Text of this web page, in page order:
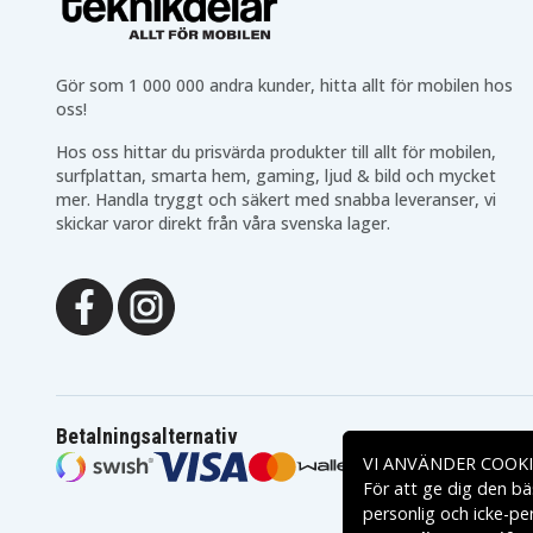
Lenovo IdeaPad S410p
Lenovo Z40
Lenovo Z41
Lenovo ThinkPad T440P
Lenovo ThinkPad T540P
Lenovo IdeaPad Z410
Lenovo IdeaPad S410
Lenovo IdeaPad S400U
Lenovo ThinkPad E450
Lenovo IdeaPad Z710
Lenovo ThinkPad E470
Gör som 1 000 000 andra kunder, hitta allt för mobilen hos
oss!
Hos oss hittar du prisvärda produkter till allt för mobilen,
surfplattan, smarta hem, gaming, ljud & bild och mycket
mer. Handla tryggt och säkert med snabba leveranser, vi
skickar varor direkt från våra svenska lager.
Betalningsalternativ
VI ANVÄNDER
För att ge dig den
personlig och icke-